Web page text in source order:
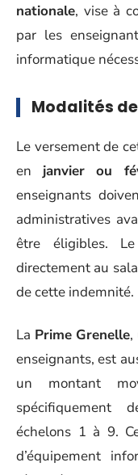
nationale, vise à
par les
informatique
Modalités
Le versement de
en janvier ou
enseignants
administratives
être éligibles.
directement au
de cette indemnité.
La Prime Grenelle,
enseignants, est
un montant
spécifiquement
échelons 1 à 9.
d’équipement